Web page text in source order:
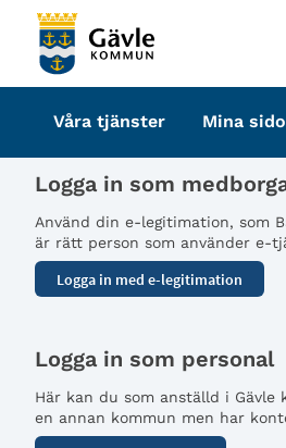
Välkommen
tjänster
Gävle
kommun
Våra tjänster Mina
Logga in som
Använd din e-legitimation, som
är rätt person som använder e-
Logga in som personal
Här kan du som anställd i
en annan kommun men har